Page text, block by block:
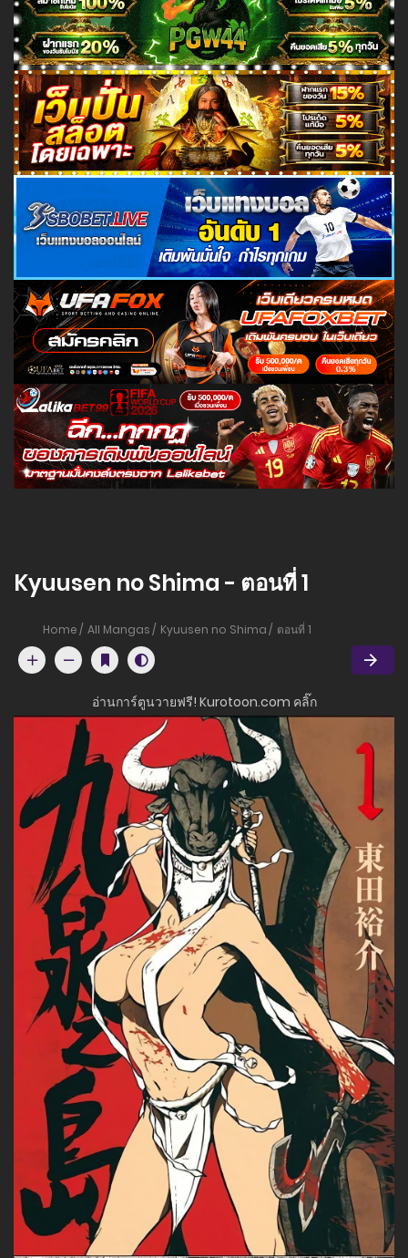
Kyuusen no Shima - ตอนที่ 1
Home All Mangas Kyuusen no Shima ตอนที่ 1
อ่านการ์ตูนวายฟรี! Kurotoon.com คลิ๊ก